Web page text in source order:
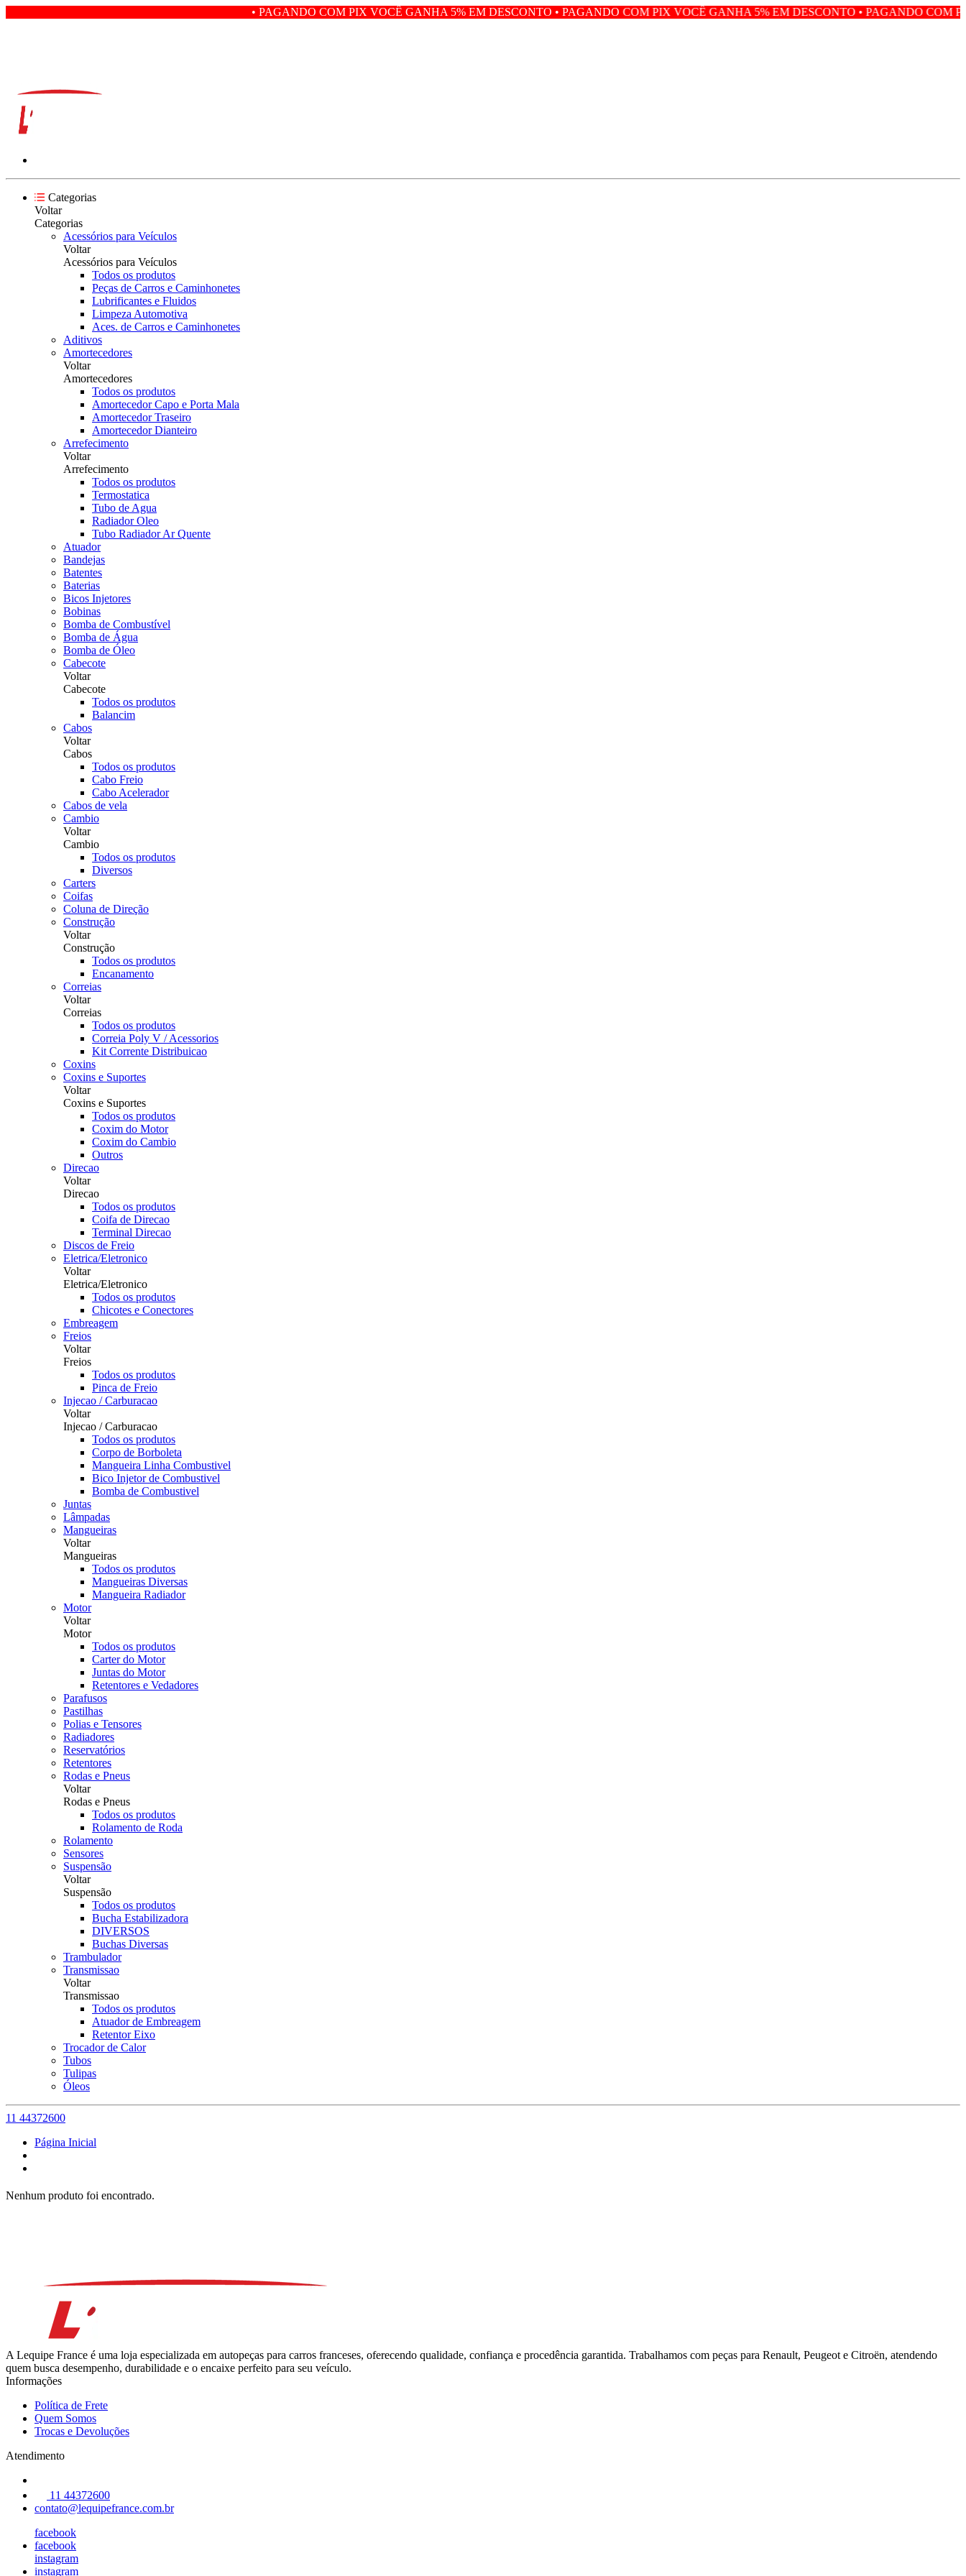
• PAGANDO COM PIX VOCÊ GANHA 5% EM DESCONTO • PAGANDO COM PIX VOCÊ GANHA 5% EM DESCONTO • PAGANDO COM PIX VOCÊ
Categorias
Voltar
Categorias
Acessórios para Veículos
Voltar
Acessórios para Veículos
Todos os produtos
Peças de Carros e Caminhonetes
Lubrificantes e Fluidos
Limpeza Automotiva
Aces. de Carros e Caminhonetes
Aditivos
Amortecedores
Voltar
Amortecedores
Todos os produtos
Amortecedor Capo e Porta Mala
Amortecedor Traseiro
Amortecedor Dianteiro
Arrefecimento
Voltar
Arrefecimento
Todos os produtos
Termostatica
Tubo de Agua
Radiador Oleo
Tubo Radiador Ar Quente
Atuador
Bandejas
Batentes
Baterias
Bicos Injetores
Bobinas
Bomba de Combustível
Bomba de Água
Bomba de Óleo
Cabecote
Voltar
Cabecote
Todos os produtos
Balancim
Cabos
Voltar
Cabos
Todos os produtos
Cabo Freio
Cabo Acelerador
Cabos de vela
Cambio
Voltar
Cambio
Todos os produtos
Diversos
Carters
Coifas
Coluna de Direção
Construção
Voltar
Construção
Todos os produtos
Encanamento
Correias
Voltar
Correias
Todos os produtos
Correia Poly V / Acessorios
Kit Corrente Distribuicao
Coxins
Coxins e Suportes
Voltar
Coxins e Suportes
Todos os produtos
Coxim do Motor
Coxim do Cambio
Outros
Direcao
Voltar
Direcao
Todos os produtos
Coifa de Direcao
Terminal Direcao
Discos de Freio
Eletrica/Eletronico
Voltar
Eletrica/Eletronico
Todos os produtos
Chicotes e Conectores
Embreagem
Freios
Voltar
Freios
Todos os produtos
Pinca de Freio
Injecao / Carburacao
Voltar
Injecao / Carburacao
Todos os produtos
Corpo de Borboleta
Mangueira Linha Combustivel
Bico Injetor de Combustivel
Bomba de Combustivel
Juntas
Lâmpadas
Mangueiras
Voltar
Mangueiras
Todos os produtos
Mangueiras Diversas
Mangueira Radiador
Motor
Voltar
Motor
Todos os produtos
Carter do Motor
Juntas do Motor
Retentores e Vedadores
Parafusos
Pastilhas
Polias e Tensores
Radiadores
Reservatórios
Retentores
Rodas e Pneus
Voltar
Rodas e Pneus
Todos os produtos
Rolamento de Roda
Rolamento
Sensores
Suspensão
Voltar
Suspensão
Todos os produtos
Bucha Estabilizadora
DIVERSOS
Buchas Diversas
Trambulador
Transmissao
Voltar
Transmissao
Todos os produtos
Atuador de Embreagem
Retentor Eixo
Trocador de Calor
Tubos
Tulipas
Óleos
11 44372600
Página Inicial
Nenhum produto foi encontrado.
A Lequipe France é uma loja especializada em autopeças para carros franceses, oferecendo qualidade, confiança e procedência garantida. Trabalhamos com peças para Renault, Peugeot e Citroën, atendendo
quem busca desempenho, durabilidade e o encaixe perfeito para seu veículo.
Informações
Política de Frete
Quem Somos
Trocas e Devoluções
Atendimento
11 44372600
contato@lequipefrance.com.br
facebook
facebook
instagram
instagram